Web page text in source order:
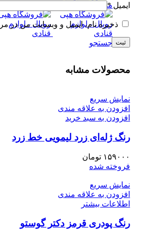
منو
جستجو
ایمیل*
ذخیره نام، ایمیل و وبسایت من در
محصولات مشابه
نمایش سریع
افزودن به علاقه مندی
افزودن به سبد خرید
رنگ ژله‌ای زرد لیمویی خط زرد
۱۵۹۰۰۰ تومان
فروخته شده
نمایش سریع
افزودن به علاقه مندی
اطلاعات بیشتر
رنگ پودری قرمز دکتر گوستو